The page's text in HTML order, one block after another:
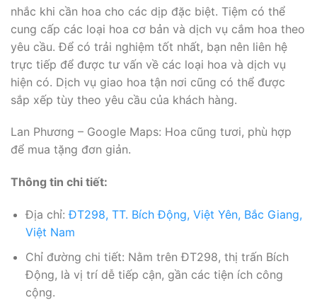
nhắc khi cần hoa cho các dịp đặc biệt. Tiệm có thể
cung cấp các loại hoa cơ bản và dịch vụ cắm hoa theo
yêu cầu. Để có trải nghiệm tốt nhất, bạn nên liên hệ
trực tiếp để được tư vấn về các loại hoa và dịch vụ
hiện có. Dịch vụ giao hoa tận nơi cũng có thể được
sắp xếp tùy theo yêu cầu của khách hàng.
Lan Phương – Google Maps: Hoa cũng tươi, phù hợp
để mua tặng đơn giản.
Thông tin chi tiết:
Địa chỉ:ĐT298, TT. Bích Động, Việt Yên, Bắc Giang,
Việt Nam
Chỉ đường chi tiết: Nằm trên ĐT298, thị trấn Bích
Động, là vị trí dễ tiếp cận, gần các tiện ích công
cộng.